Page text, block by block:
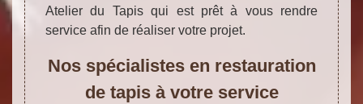
Atelier du Tapis qui est prêt à vous rendre
service afin de réaliser votre projet.
Nos spécialistes en restauration
de tapis à votre service